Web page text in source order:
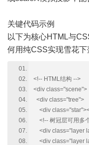
关键代码示例
以下为核心HTML与
何用纯CSS实现雪花下
<!-- HTML结构 -->
<div class="scene">
<div class="tree">
<div
<!-- 树冠层可用多
<div class="layer
<div class="layer